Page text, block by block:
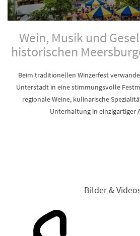
Wein, Musik und
historischen
Beim traditionellen Winzerfest
Unterstadt in eine stimmungsvolle
regionale Weine, kulinarische
Unterhaltung in einzigartiger
Bilder &